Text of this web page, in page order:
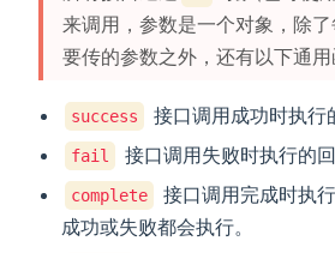
来调用，参数是一个对象，除
要传的参数之外，还有以下通用
success 接口调用成功时执行
fail 接口调用失败时执行的回
complete
接口调用完成时执
成功或失败都会执行。